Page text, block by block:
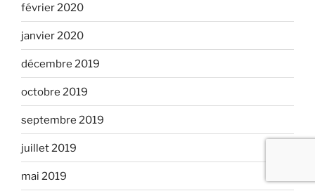
février 2020
janvier 2020
décembre 2019
octobre 2019
septembre 2019
juillet 2019
mai 2019